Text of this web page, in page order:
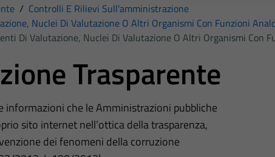
/ Controlli E Rilievi Sull'amministrazione
Nuclei Di Valutazione O Altri Organismi Con Funzioni
Di Valutazione, Nuclei Di Valutazione O Altri Organismi Con
Trasparente
informazioni che le Amministrazioni pubbliche
sito internet nell’ottica della trasparenza,
dei fenomeni della corruzione